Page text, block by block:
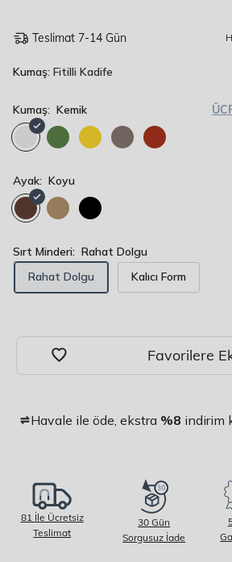
Teslimat 7-14 Gün
Kumaş: Fitilli Kadife
Kumaş: Kemik
KemikSisli
Yeşil
Polen
Sarı
Sütlü
Kahve
Kiremit
Ayak: Koyu
Koyu Açık Siyah
Sırt Minderi: Rahat Dolgu
Rahat Dolgu
Kalıcı Form
Havale ile öde, ekstra %8 indirim
81 İle Ücretsiz
Teslimat
30 Gün
Sorgusuz İade